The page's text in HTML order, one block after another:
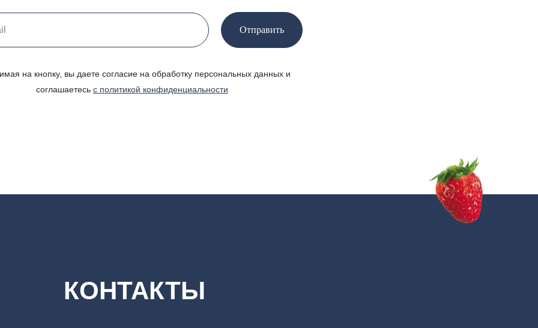
Отправить
на кнопку, вы даете согласие на обработку персональных данных и
соглашаетесь c политикой конфиденциальности
КОНТАКТЫ